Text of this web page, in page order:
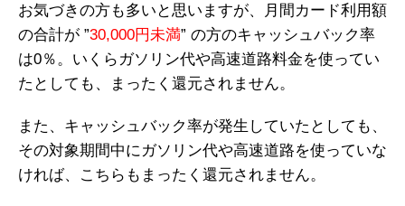
お気づきの方も多いと思いますが、月間カード利用額
の合計が ”30,000円未満” の方のキャッシュバック率
は0％。いくらガソリン代や高速道路料金を使ってい
たとしても、まったく還元されません。
また、キャッシュバック率が発生していたとしても、
その対象期間中にガソリン代や高速道路を使っていな
ければ、こちらもまったく還元されません。